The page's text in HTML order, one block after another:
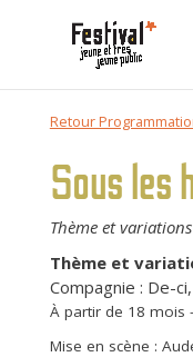
Retour
Sous les
Thème et
Thème et
Compagnie : De-
À partir de 18 mois
Mise en scène :